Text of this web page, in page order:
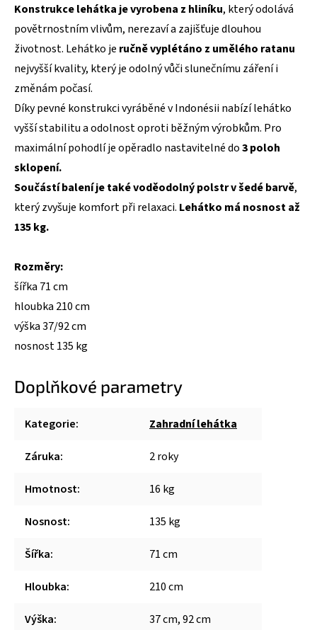
Konstrukce lehátka je vyrobena z hliníku, který odolává
povětrnostním vlivům, nerezaví a zajišťuje dlouhou
životnost. Lehátko je ručně vyplétáno z umělého ratanu
nejvyšší kvality, který je odolný vůči slunečnímu záření i
změnám počasí.
Díky pevné konstrukci vyráběné v Indonésii nabízí lehátko
vyšší stabilitu a odolnost oproti běžným výrobkům. Pro
maximální pohodlí je opěradlo nastavitelné do3 poloh
sklopení.
Součástí balení je také voděodolný polstr v šedé barvě,
který zvyšuje komfort při relaxaci. Lehátko má nosnost až
135 kg.
Rozměry:
šířka 71 cm
hloubka 210 cm
výška 37/92 cm
nosnost 135 kg
Doplňkové parametry
Kategorie: Zahradní lehátka
Záruka: 2 roky
Hmotnost: 16 kg
Nosnost: 135 kg
Šířka: 71 cm
Hloubka: 210 cm
Výška: 37 cm, 92 cm